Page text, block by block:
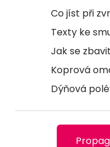
Co jíst při
Texty ke
Jak se
Koprová
Dýňová